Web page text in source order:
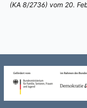
(KA 8/2736) vom 20.